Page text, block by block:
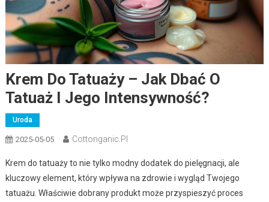
Krem Do Tatuaży – Jak Dbać O
Tatuaż I Jego Intensywność?
Uroda
2025-05-05 Cottonganic.pl
Krem do tatuaży to nie tylko modny dodatek do pielęgnacji, ale
kluczowy element, który wpływa na zdrowie i wygląd Twojego
tatuażu. Właściwie dobrany produkt może przyspieszyć proces